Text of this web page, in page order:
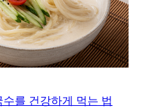
수를 건강하게 먹는 법